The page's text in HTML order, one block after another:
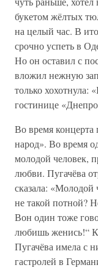
букетом жёлтых
на целый час. В
срочно успеть в
Но он оставил с
вложил нежную
только хохотнула:
гостинице
Во время
народ». Во время
молодой человек,
любви. Пугачёва
сказала: «Молодой
не такой потной?
Вон один тоже
любишь женись!“
Пугачёва имела с
гастролей в